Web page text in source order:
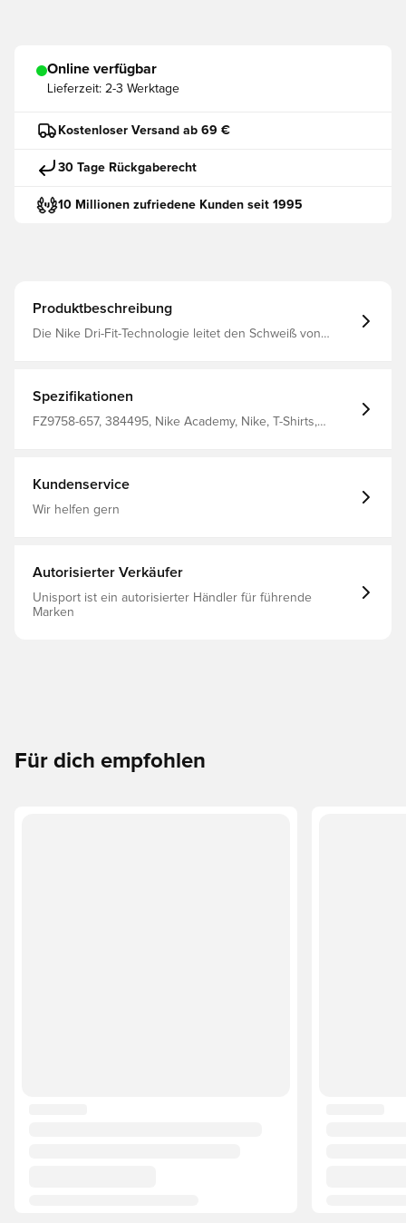
Online verfügbar
Lieferzeit: 2-3 Werktage
Kostenloser Versand ab 69 €
30 Tage Rückgaberecht
10 Millionen zufriedene Kunden seit 1995
Produktbeschreibung
Die Nike Dri-Fit-Technologie leitet den Schweiß von
Spezifikationen
FZ9758-657, 384495, Nike Academy, Nike, T-Shirts,
Kundenservice
Wir helfen gern
Autorisierter Verkäufer
Unisport ist ein autorisierter Händler für führende
Marken
Für dich empfohlen